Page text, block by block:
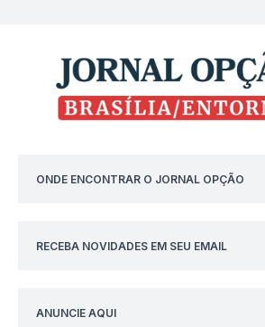
ONDE ENCONTRAR O JORNAL OPÇÃO
RECEBA NOVIDADES EM SEU EMAIL
ANUNCIE AQUI